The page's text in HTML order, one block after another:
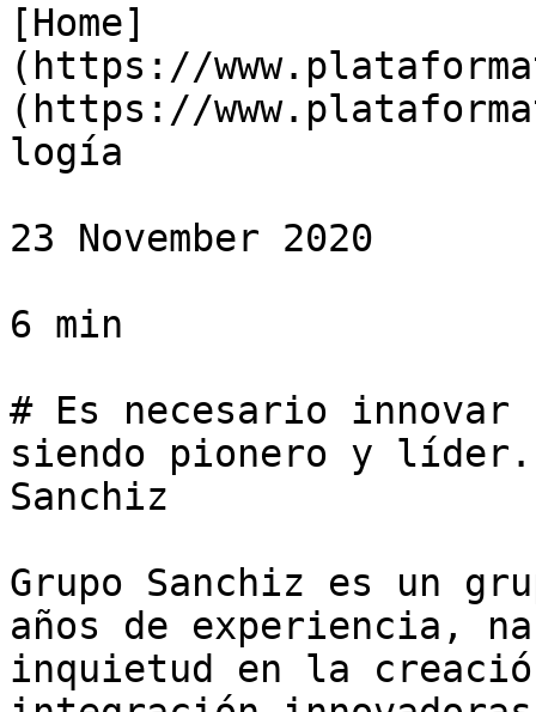
[Home]
(https://
(https://
logía
23 November 2020
6 min
# Es necesario
siendo pionero y
Sanchiz
Grupo Sanchiz es un
años de experiencia,
inquietud en la